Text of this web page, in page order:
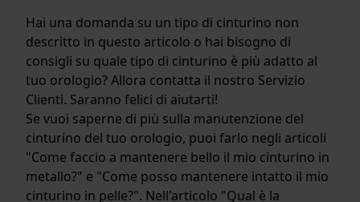
Hai una domanda su un tipo di cinturino non
descritto in questo articolo o hai bisogno di
consigli su quale tipo di cinturino è più adatto al
tuo orologio? Allora contatta il nostro Servizio
Clienti. Saranno felici di aiutarti!
Se vuoi saperne di più sulla manutenzione del
cinturino del tuo orologio, puoi farlo negli articoli
"Come faccio a mantenere bello il mio cinturino in
metallo?" e "Come posso mantenere intatto il mio
cinturino in pelle?". Nell'articolo "Qual è la